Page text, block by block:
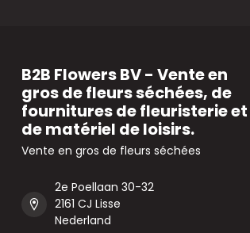
B2B Flowers BV - Vente en
gros de fleurs séchées, de
fournitures de fleuristerie et
de matériel de loisirs.
Vente en gros de fleurs séchées
2e Poellaan 30-32
2161 CJ Lisse
Nederland